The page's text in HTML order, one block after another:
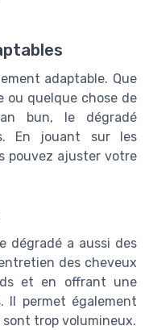
adaptable. Que
ou quelque chose de
bun, le dégradé
En jouant sur les
pouvez ajuster votre
dégradé a aussi des
des cheveux
et en offrant une
Il permet également
trop volumineux.